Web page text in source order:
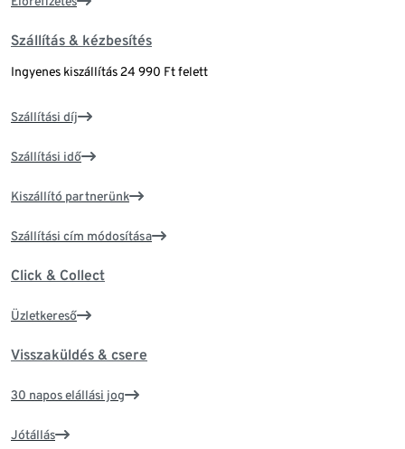
Szállítás & kézbesítés
Ingyenes kiszállítás 24 990 Ft felett
Szállítási díj
Szállítási idő
Kiszállító partnerünk
Szállítási cím módosítása
Click & Collect
Üzletkereső
Visszaküldés & csere
30 napos elállási jog
Jótállás